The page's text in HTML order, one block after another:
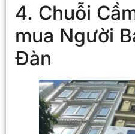
4. Chuỗi
mua Người
Đàn